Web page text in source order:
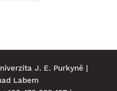
J. E. Purkyně |
Labem